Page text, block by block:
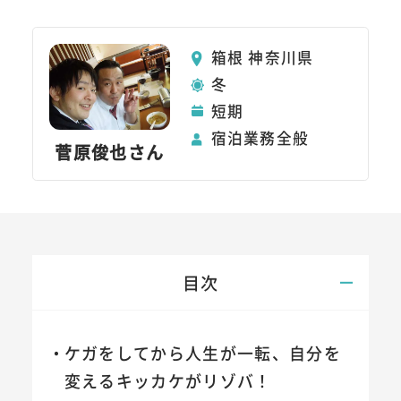
菅原俊也さん
箱根 神奈川県
冬
短期
宿泊業務全般
目次
ケガをしてから人生が一転、自分を
変えるキッカケがリゾバ！